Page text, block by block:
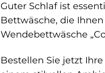
Guter Schlaf ist
Bettwäsche, die
Wendebettwäsche
Bestellen Sie jetzt